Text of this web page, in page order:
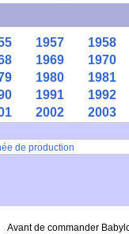
1957
1958
1969
1970
1980
1981
1991
1992
2002 2003
de production
Avant de commander